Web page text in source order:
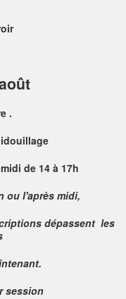
.
de 14 à 17h
ou l'après midi,
dépassent les
session